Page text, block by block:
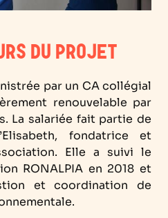
DU PROJET
par un CA collégial
renouvelable par
La salariée fait partie de
fondatrice et
Elle a suivi le
RONALPIA en 2018 et
et coordination de